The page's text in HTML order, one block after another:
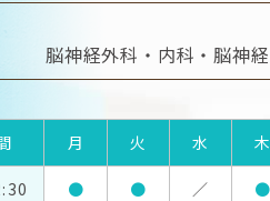
脳神経外科・内科・脳神
月 火 水 木
● ● ／ ●